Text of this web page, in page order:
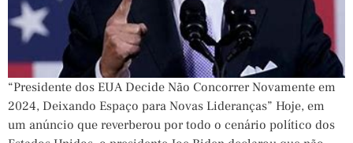
“Presidente dos EUA Decide Não Concorrer Novamente em
2024, Deixando Espaço para Novas Lideranças” Hoje, em
um anúncio que reverberou por todo o cenário político dos